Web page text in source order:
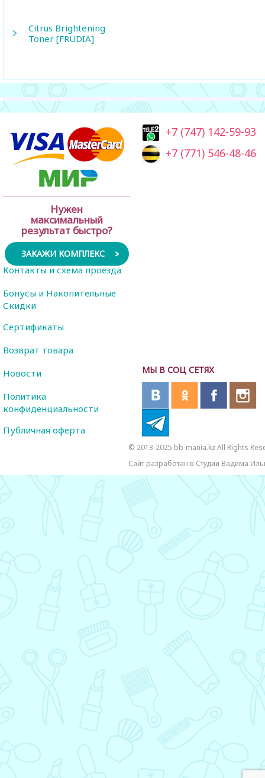
Citrus Brightening
Toner [FRUDIA]
Нужен
максимальный
результат быстро?
ЗАКАЖИ КОМПЛЕКС
+7 (747) 142-59-93
+7 (771) 546-48-46
МЫ В СОЦ СЕТЯХ
Контакты и схема проезда
Бонусы и Накопительные
Скидки
Сертификаты
Возврат товара
Новости
Политика
конфиденциальности
Публичная оферта
© 2013-2025 bb-mania.kz All Rights
Сайт разработан в Студии Вадима